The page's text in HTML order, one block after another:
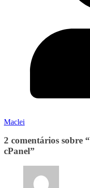
Maclei
2 comentários sobre “
cPanel”